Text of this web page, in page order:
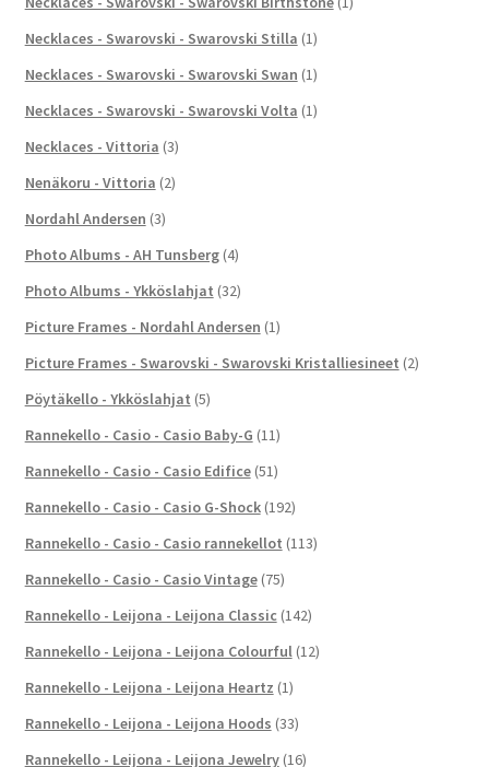
Necklaces - Swarovski - Swarovski Stilla (1)
Necklaces - Swarovski - Swarovski Swan (1)
Necklaces - Swarovski - Swarovski Volta (1)
Necklaces - Vittoria (3)
Nenäkoru - Vittoria (2)
Nordahl Andersen (3)
Photo Albums - AH Tunsberg (4)
Photo Albums - Ykköslahjat (32)
Picture Frames - Nordahl Andersen (1)
Picture Frames - Swarovski - Swarovski Kristalliesineet (2)
Pöytäkello - Ykköslahjat (5)
Rannekello - Casio - Casio Baby-G (11)
Rannekello - Casio - Casio Edifice (51)
Rannekello - Casio - Casio G-Shock (192)
Rannekello - Casio - Casio rannekellot (113)
Rannekello - Casio - Casio Vintage (75)
Rannekello - Leijona - Leijona Classic (142)
Rannekello - Leijona - Leijona Colourful (12)
Rannekello - Leijona - Leijona Heartz (1)
Rannekello - Leijona - Leijona Hoods (33)
Rannekello - Leijona - Leijona Jewelry (16)